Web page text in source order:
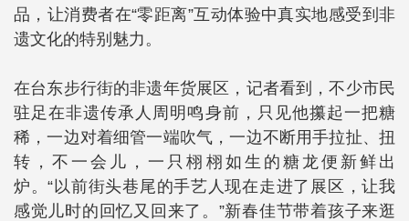
品，让消费者在“零距离”互动体验中真实地感受到非
遗文化的特别魅力。
在台东步行街的非遗年货展区，记者看到，不少市民
驻足在非遗传承人周明鸣身前，只见他攥起一把糖
稀，一边对着细管一端吹气，一边不断用手拉扯、扭
转，不一会儿，一只栩栩如生的糖龙便新鲜出
炉。“以前街头巷尾的手艺人现在走进了展区，让我
感觉儿时的回忆又回来了。”新春佳节带着孩子来逛